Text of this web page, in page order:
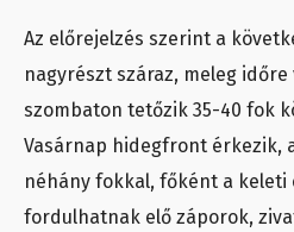
Az előrejelzés szerint a
nagyrészt száraz, meleg
szombaton tetőzik 35-40 fok
Vasárnap hidegfront érkezik,
néhány fokkal, főként a keleti
fordulhatnak elő záporok,